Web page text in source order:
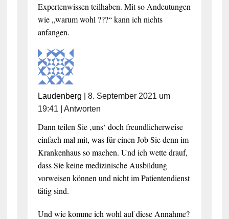
Expertenwissen teilhaben. Mit so Andeutungen
wie „warum wohl ???“ kann ich nichts
anfangen.
Laudenberg
8. September 2021 um
19:41
Antworten
Dann teilen Sie ‚uns‘ doch freundlicherweise
einfach mal mit, was für einen Job Sie denn im
Krankenhaus so machen. Und ich wette drauf,
dass Sie keine medizinische Ausbildung
vorweisen können und nicht im Patientendienst
tätig sind.
Und wie komme ich wohl auf diese Annahme?